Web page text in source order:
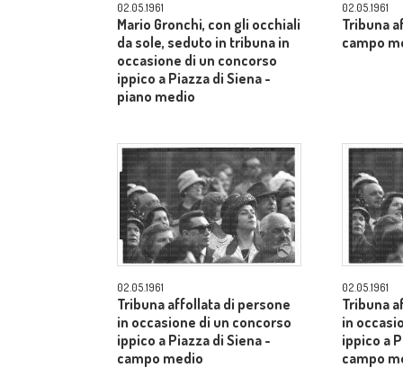
02.05.1961
Mario Gronchi, con gli occhiali
da sole, seduto in tribuna in
occasione di un concorso
ippico a Piazza di Siena -
piano medio
02.05.1961
Tribuna
campo
02.05.1961
Tribuna affollata di persone
in occasione di un concorso
ippico a Piazza di Siena -
campo medio
02.05.1961
Tribuna
in
ippico a
campo